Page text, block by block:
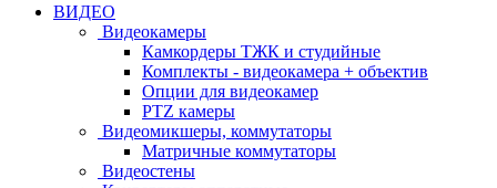
ВИДЕО
Видеокамеры
Камкордеры ТЖК и студийные
Комплекты - видеокамера + объектив
Опции для видеокамер
PTZ камеры
Видеомикшеры, коммутаторы
Матричные коммутаторы
Видеостены